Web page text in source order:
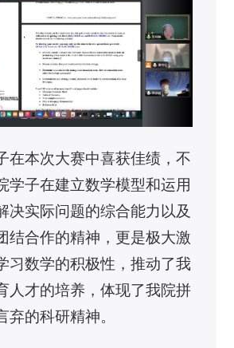
在本次大赛中喜获佳绩，不
学子在建立数学模型和运用
决实际问题的综合能力以及
结合作的精神，更是极大激
习数学的积极性，推动了我
人才的培养，体现了我院拼
弃的科研精神。